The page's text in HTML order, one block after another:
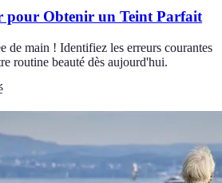
pour Obtenir un Teint Parfait
de main ! Identifiez les erreurs courantes
routine beauté dès aujourd'hui.